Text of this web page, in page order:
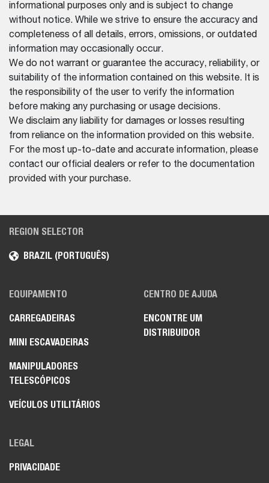
informational purposes only and is subject to change
without notice. While we strive to ensure the accuracy and
completeness of all details, errors, omissions, or outdated
information may occasionally occur.
We do not warrant or guarantee the accuracy, reliability, or
suitability of the information contained on this website. It is
the responsibility of the user to verify the information
before making any purchasing or usage decisions.
We disclaim any liability for damages or losses resulting
from reliance on the information provided on this website.
For the most up-to-date and accurate information, please
contact our official dealers or refer to the documentation
provided with your purchase.
REGION SELECTOR
BRAZIL (PORTUGUÊS)
EQUIPAMENTO
CARREGADEIRAS
MINI ESCAVADEIRAS
MANIPULADORES
TELESCÓPICOS
VEÍCULOS UTILITÁRIOS
CENTRO DE AJUDA
ENCONTRE UM
DISTRIBUIDOR
LEGAL
PRIVACIDADE